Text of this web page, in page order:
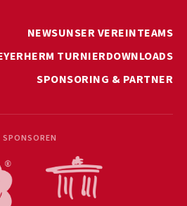
NEWSUNSER VEREINTEAMS
TURNIERDOWNLOADS
SPONSORING & PARTNER
SPONSOREN